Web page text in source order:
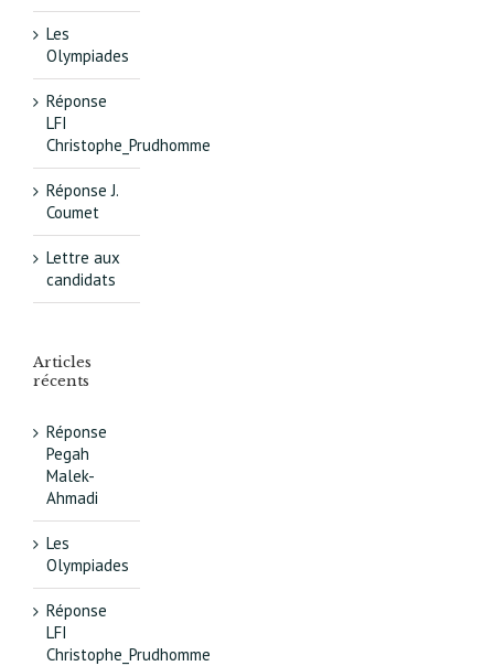
Les
Olympiades
Réponse
LFI
Christophe_Prudhomme
Réponse J.
Coumet
Lettre aux
candidats
Articles
récents
Réponse
Pegah
Malek-
Ahmadi
Les
Olympiades
Réponse
LFI
Christophe_Prudhomme